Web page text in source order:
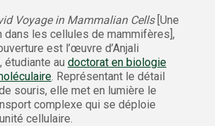
Voyage in Mammalian Cells[Une
dans les cellules de mammifères],
est l’œuvre d’Anjali
étudiante au doctorat en biologie
. Représentant le détail
souris, elle met en lumière le
complexe qui se déploie
cellulaire.